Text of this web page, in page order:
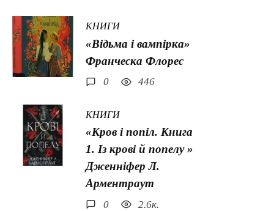
КНИГИ
«Відьма і вампірка»
Франческа Флорес
0 446
КНИГИ
«Кров і попіл. Книга
1. Із крові й попелу »
Дженніфер Л.
Арментраут
0 2.6к.